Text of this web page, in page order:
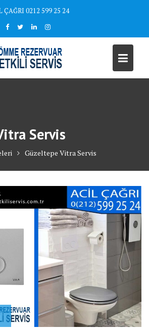
ÇAĞRI 0212 599 25 24
Servis
Güzeltepe Vitra Servis